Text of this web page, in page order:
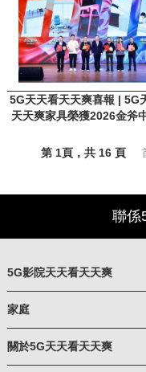
5G天天看天天爽喜報 | 5G
天天爽家具榮獲2026金斧
組金獎
第 1頁，共 16 頁
聯係
5G影院天天看天天爽
家庭
關於5G天天看天天爽